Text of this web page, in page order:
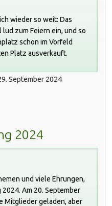
wieder so weit: Das
zum Feiern ein, und so
schon im Vorfeld
Platz ausverkauft.
September 2024
2024
und viele Ehrungen,
Am 20. September
Mitglieder geladen, aber